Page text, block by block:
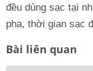
đều dùng sạc tại
pha, thời gian sạc
Bài liên quan